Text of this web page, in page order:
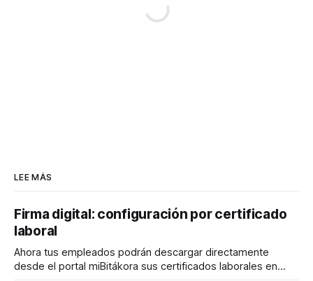
LEE MÁS
Firma digital: configuración por certificado
laboral
Ahora tus empleados podrán descargar directamente
desde el portal miBitákora sus certificados laborales en